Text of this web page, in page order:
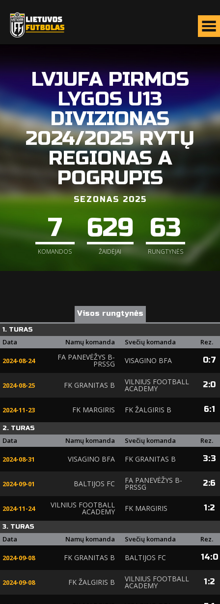
LVJUFA PIRMOS
LYGOS U13
DIVIZIONAS
2024/2025 RYTŲ
REGIONAS A
POGRUPIS
SEZONAS 2025
7
KOMANDOS
629
ŽAIDĖJAI
63
RUNGTYNĖS
Visos rungtynės
1. TURAS
Data Namų komanda Svečių komanda Rez.
2024-08-24 FA PANEVĖŽYS B-
PRSSG VISAGINO BFA 0:7
2024-08-25 FK GRANITAS B VILNIUS FOOTBALL
ACADEMY 2:0
2024-11-23 FK MARGIRIS FK ŽALGIRIS B 6:1
2. TURAS
Data Namų komanda Svečių komanda Rez.
2024-08-31 VISAGINO BFA FK GRANITAS B 3:3
2024-09-01 BALTIJOS FC FA PANEVĖŽYS B-
PRSSG 2:6
2024-11-24 VILNIUS FOOTBALL
ACADEMY FK MARGIRIS 1:2
3. TURAS
Data Namų komanda Svečių komanda Rez.
2024-09-08 FK GRANITAS B BALTIJOS FC 14:0
2024-09-08 FK ŽALGIRIS B VILNIUS FOOTBALL
ACADEMY 1:2